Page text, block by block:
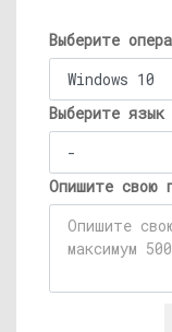
Выберите
Выберите язык
Опишите свою